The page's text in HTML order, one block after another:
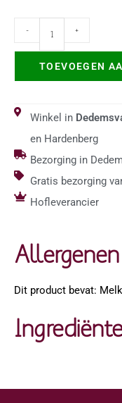
- +
TOEVOEGEN
Winkel in
en Hardenberg
Bezorging in
Gratis bezorging
Hofleverancier
Allergenen
Dit product bevat: